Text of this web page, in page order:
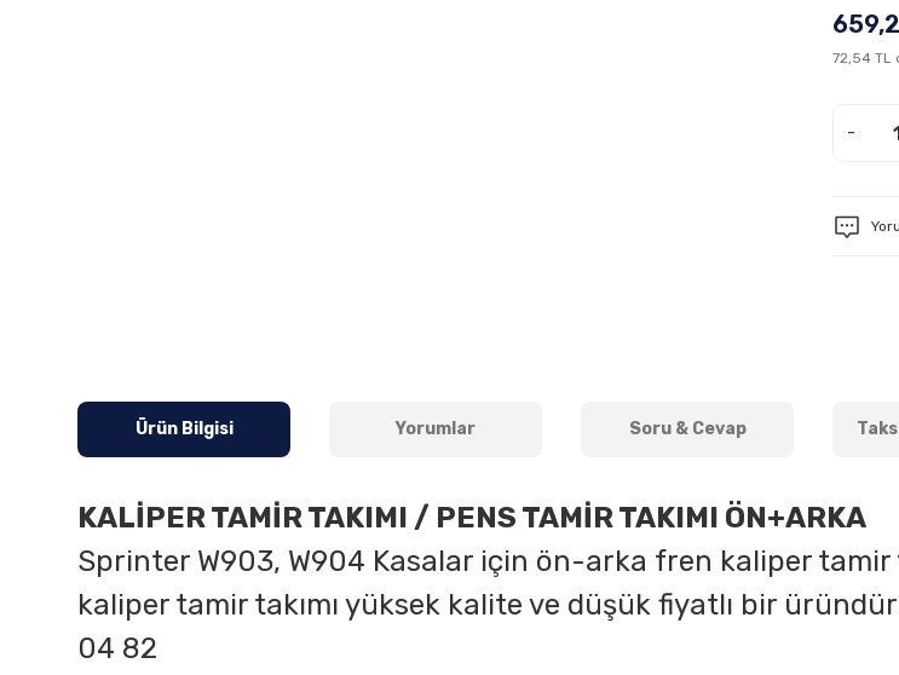
72,54 TL
-
Ürün Bilgisi Yorumlar Soru & Cevap
KALİPER TAMİR TAKIMI / PENS TAMİR TAKIMI ÖN+ARKA
Sprinter W903, W904 Kasalar için ön-arka fren kaliper tamir
kaliper tamir takımı yüksek kalite ve düşük fiyatlı bir
04 82